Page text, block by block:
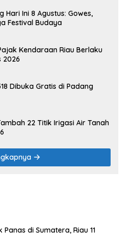
Hari Ini 8 Agustus: Gowes,
Festival Budaya
Kendaraan Riau Berlaku
2026
Dibuka Gratis di Padang
22 Titik Irigasi Air Tanah
Panas di Sumatera, Riau 11